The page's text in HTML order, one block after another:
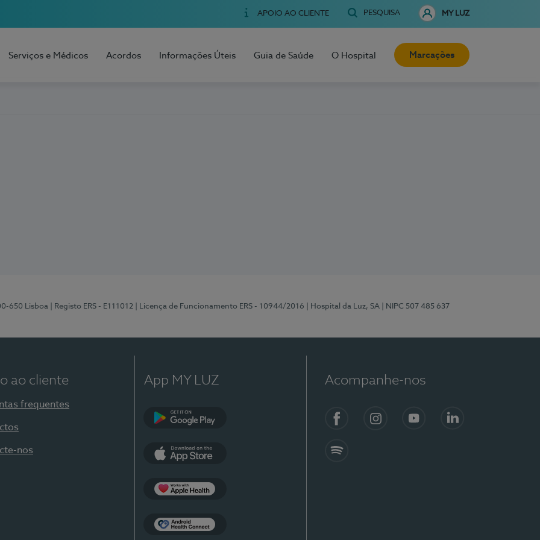
APOIO AO CLIENTE PESQUISA MY LUZ
Serviços e Médicos Acordos Informações Úteis Guia de Saúde O Hospital Marcações
650 Lisboa | Registo ERS - E111012 | Licença de Funcionamento ERS - 10944/2016 | Hospital da Luz, SA | NIPC 507 485 637
ao cliente
frequentes
nos
App MY LUZ Acompanhe-nos